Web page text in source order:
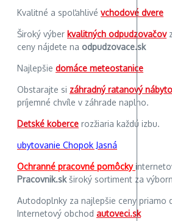
Kvalitné a spoľahlivé vchodové dvere
Široký výber kvalitných odpudzovačov
ceny nájdete na odpudzovace.sk
Najlepšie domáce meteostanice
Obstarajte si záhradný ratanový
príjemné chvíle v záhrade naplno.
Detské koberce rozžiaria každú izbu.
ubytovanie Chopok Jasná
Ochranné pracovné pomôcky
Pracovnik.skširoký sortiment za
Autodoplnky za najlepšie ceny priamo
Internetový obchod autoveci.sk